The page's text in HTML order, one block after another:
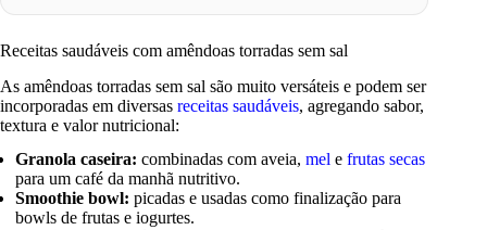
Receitas saudáveis com amêndoas torradas sem sal
As amêndoas torradas sem sal são muito versáteis e podem ser
incorporadas em diversas receitas saudáveis, agregando sabor,
textura e valor nutricional:
Granola caseira: combinadas com aveia,mel efrutas secas
para um café da manhã nutritivo.
Smoothie bowl: picadas e usadas como finalização para
bowls de frutas e iogurtes.